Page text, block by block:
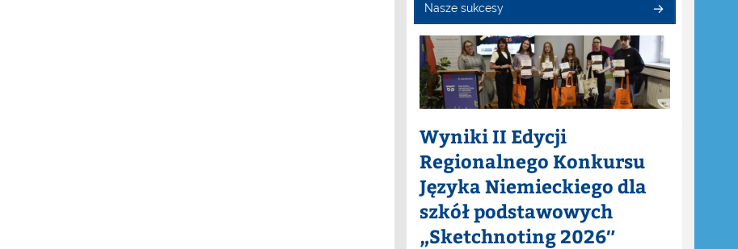
Nasze sukcesy
Wyniki II Edycji
Regionalnego Konkursu
Języka Niemieckiego dla
szkół podstawowych
„Sketchnoting 2026″